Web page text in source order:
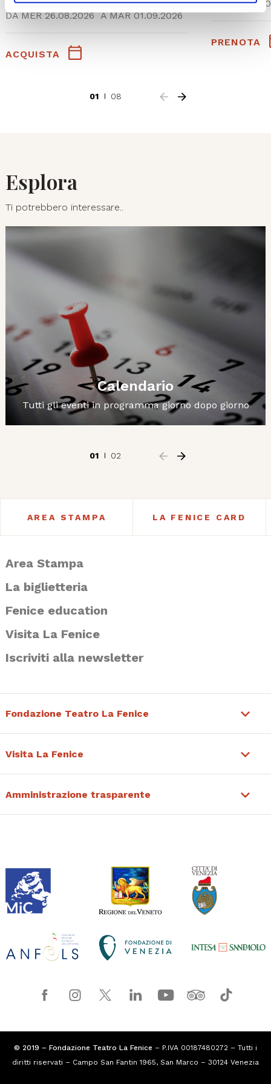
DAMER 26.08.2026 AMAR 01.09.2026
ACQUISTA
SAB
PRENOTA
01 08
Esplora
Ti potrebbero interessare..
Calendario
Tutti gli eventi in programma giorno dopo giorno
01 02
AREA STAMPA LA FENICE CARD
Area Stampa
La biglietteria
Fenice education
Visita La Fenice
Iscriviti alla newsletter
Fondazione Teatro La Fenice
Visita La Fenice
Amministrazione trasparente
© 2019 – Fondazione Teatro La Fenice – P.IVA 00187480272 – Tutti i
diritti riservati – Campo San Fantin 1965, San Marco – 30124 Venezia